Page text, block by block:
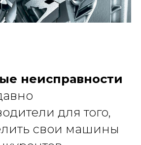
неисправности
для того,
свои машины